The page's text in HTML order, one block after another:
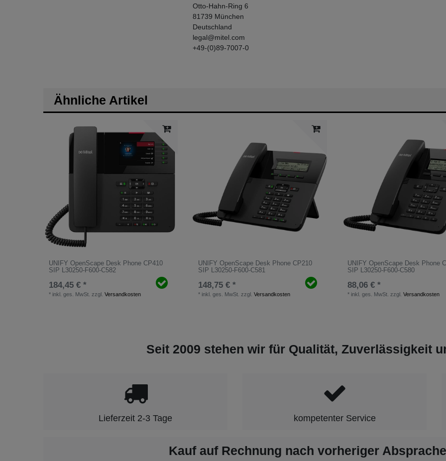
Otto-Hahn-Ring 6
81739 München
Deutschland
legal@mitel.com
+49-(0)89-7007-0
Ähnliche Artikel
UNIFY OpenScape Desk Phone CP410
SIP L30250-F600-C582
184,45 € *
* inkl. ges. MwSt. zzgl.Versandkosten
UNIFY OpenScape Desk Phone CP210
SIP L30250-F600-C581
148,75 € *
* inkl. ges. MwSt. zzgl.Versandkosten
UNIFY OpenScape Desk Phone
SIP L30250-F600-C580
88,06 € *
* inkl. ges. MwSt. zzgl.Versandkosten
Seit 2009 stehen wir für Qualität, Zuverlässigkeit
Lieferzeit 2-3 Tage kompetenter Service
Kauf auf Rechnung nach vorheriger